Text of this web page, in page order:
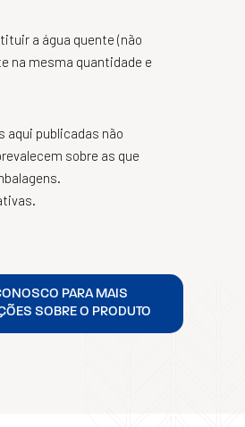
a água quente (não
na mesma quantidade e
aqui publicadas não
sobre as que
PARA MAIS
SOBRE O PRODUTO